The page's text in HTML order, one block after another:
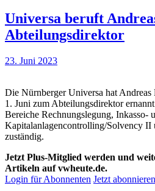
Universa beruft
Abteilungsdirektor
23. Juni 2023
Die Nürnberger Universa hat
1. Juni zum Abteilungsdirektor
Bereiche Rechnungslegung, Inkasso-
Kapitalanlagencontrolling/Solvency II
zuständig.
Jetzt Plus-Mitglied werden und
Artikeln auf vwheute.de.
Login für Abonnenten Jetzt